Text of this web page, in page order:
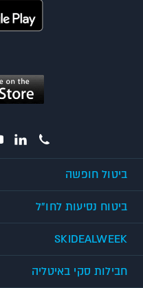
ביטול חופשה
ביטוח נסיעות לחו"ל
SKIDEALWEEK
חבילות סקי באיטליה